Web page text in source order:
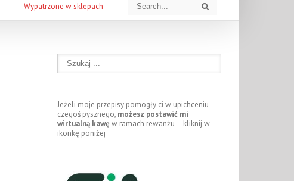
Wypatrzone w sklepach
Jeżeli moje przepisy pomogły ci w upichceniu
czegoś pysznego, możesz postawić mi
wirtualną kawę w ramach rewanżu – kliknij w
ikonkę poniżej